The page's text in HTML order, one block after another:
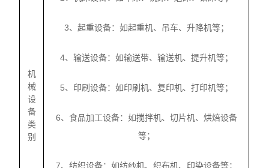
机
械
设
备
类
别
3、起重设备：如起重机、吊车、升降机等；
4、输送设备：如输送带、输送机、提升机等；
5、印刷设备：如印刷机、复印机、打印机等；
6、食品加工设备：如搅拌机、切片机、烘焙设备
等；
7、纺织设备：如纺纱机、织布机、印染设备等；